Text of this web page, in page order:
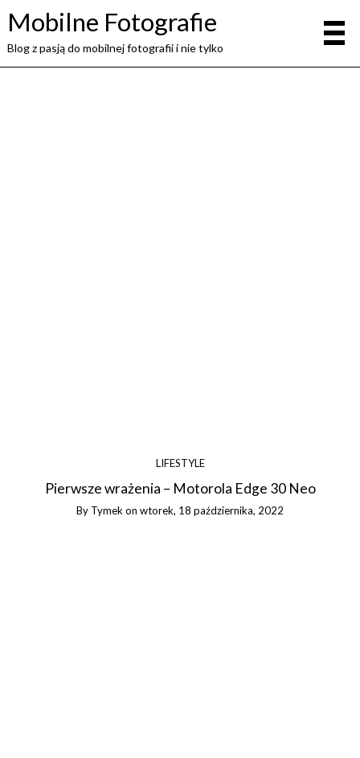
Mobilne Fotografie
Blog z pasją do mobilnej fotografii i nie tylko
LIFESTYLE
Pierwsze wrażenia – Motorola Edge 30 Neo
By Tymekon wtorek, 18 października, 2022